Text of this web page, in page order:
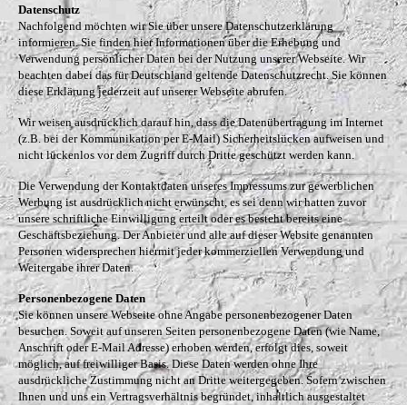
Datenschutz
Nachfolgend möchten wir Sie über unsere Datenschutzerklärung
informieren. Sie finden hier Informationen über die Erhebung und
Verwendung persönlicher Daten bei der Nutzung unserer Webseite. Wir
beachten dabei das für Deutschland geltende Datenschutzrecht. Sie können
diese Erklärung jederzeit auf unserer Webseite abrufen.
Wir weisen ausdrücklich darauf hin, dass die Datenübertragung im Internet
(z.B. bei der Kommunikation per E-Mail) Sicherheitslücken aufweisen und
nicht lückenlos vor dem Zugriff durch Dritte geschützt werden kann.
Die Verwendung der Kontaktdaten unseres Impressums zur gewerblichen
Werbung ist ausdrücklich nicht erwünscht, es sei denn wir hatten zuvor
unsere schriftliche Einwilligung erteilt oder es besteht bereits eine
Geschäftsbeziehung. Der Anbieter und alle auf dieser Website genannten
Personen widersprechen hiermit jeder kommerziellen Verwendung und
Weitergabe ihrer Daten.
Personenbezogene Daten
Sie können unsere Webseite ohne Angabe personenbezogener Daten
besuchen. Soweit auf unseren Seiten personenbezogene Daten (wie Name,
Anschrift oder E-Mail Adresse) erhoben werden, erfolgt dies, soweit
möglich, auf freiwilliger Basis. Diese Daten werden ohne Ihre
ausdrückliche Zustimmung nicht an Dritte weitergegeben. Sofern zwischen
Ihnen und uns ein Vertragsverhältnis begründet, inhaltlich ausgestaltet